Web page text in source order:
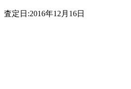
査定日:2016年12月16日